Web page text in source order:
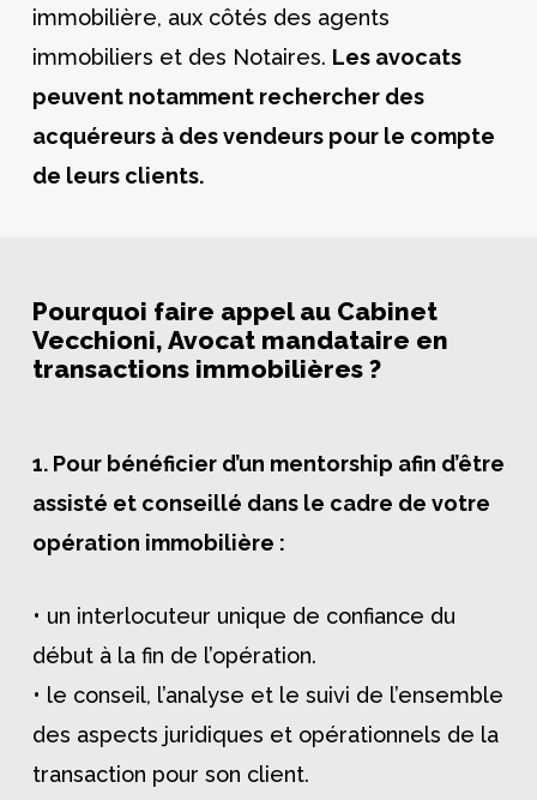
immobilière, aux côtés des agents
immobiliers et des Notaires. Les avocats
peuvent notamment rechercher des
acquéreurs à des vendeurs pour le compte
de leurs clients.
Pourquoi faire appel au Cabinet
Vecchioni, Avocat mandataire en
transactions immobilières ?
1. Pour bénéficier d’un mentorship afin d’être
assisté et conseillé dans le cadre de votre
opération immobilière :
• un interlocuteur unique de confiance du
début à la fin de l’opération.
• le conseil, l’analyse et le suivi de l’ensemble
des aspects juridiques et opérationnels de la
transaction pour son client.